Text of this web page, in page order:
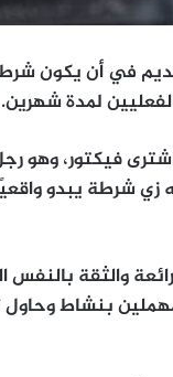
في أن يكون شرطي
لمدة شهرين.
فيكتور، وهو
لنفسه زي شرطة يبدو
والثقة
بنشاط